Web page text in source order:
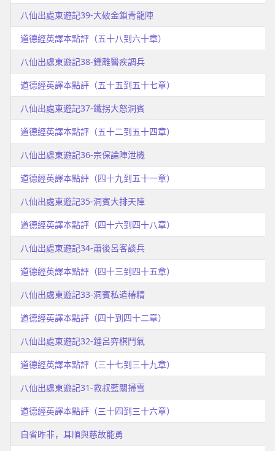
八仙出處東遊記39-大破金鎖青龍陣
道德經英譯本點評（五十八到六十章）
八仙出處東遊記38-鍾離醫疾調兵
道德經英譯本點評（五十五到五十七章）
八仙出處東遊記37-鐵拐大怒洞賓
道德經英譯本點評（五十二到五十四章）
八仙出處東遊記36-宗保論陣泄機
道德經英譯本點評（四十九到五十一章）
八仙出處東遊記35-洞賓大排天陣
道德經英譯本點評（四十六到四十八章）
八仙出處東遊記34-蕭後呂客談兵
道德經英譯本點評（四十三到四十五章）
八仙出處東遊記33-洞賓私遣椿精
道德經英譯本點評（四十到四十二章）
八仙出處東遊記32-鍾呂弈棋鬥氣
道德經英譯本點評（三十七到三十九章）
八仙出處東遊記31-救叔藍關掃雪
道德經英譯本點評（三十四到三十六章）
自省昨非，耳順與慈故能勇